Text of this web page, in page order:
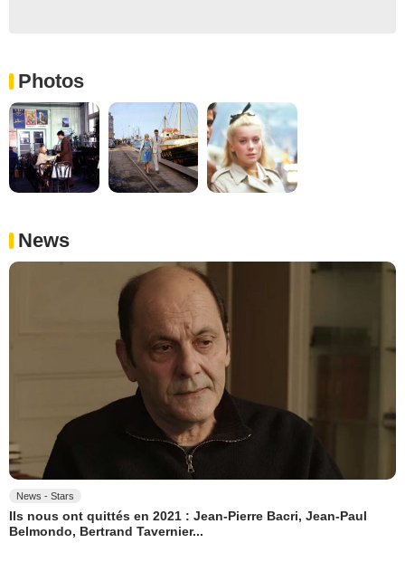
Photos
News
News - Stars
Ils nous ont quittés en 2021 : Jean-Pierre Bacri, Jean-Paul
Belmondo, Bertrand Tavernier...